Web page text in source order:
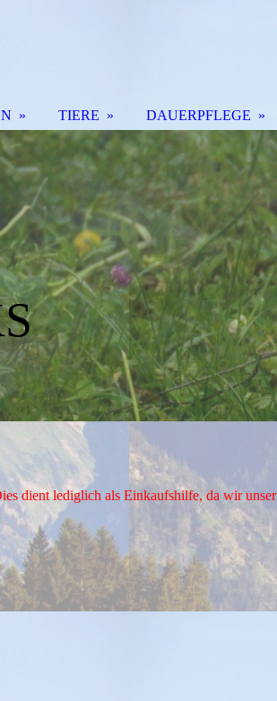
dient lediglich als Einkaufshilfe, da wir unser
TIERE DAUERPFLEGE